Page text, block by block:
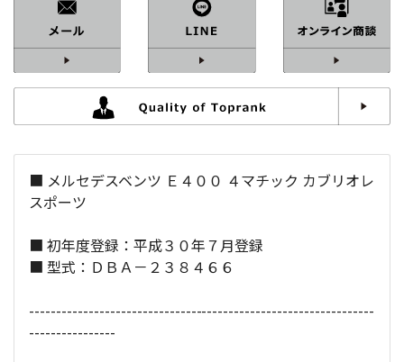
車検：R9
修復歴：
中古車
総排気量：3,000cc
全長×全幅×全高：485 × 186×
■ メルセデスベンツ Ｅ４００ ４マチック カブリオレ
スポーツ
■ 初年度登録：平成３０年７月登録
■ 型式：ＤＢＡ－２３８４６６
----------------------------------------------------------------
----------------